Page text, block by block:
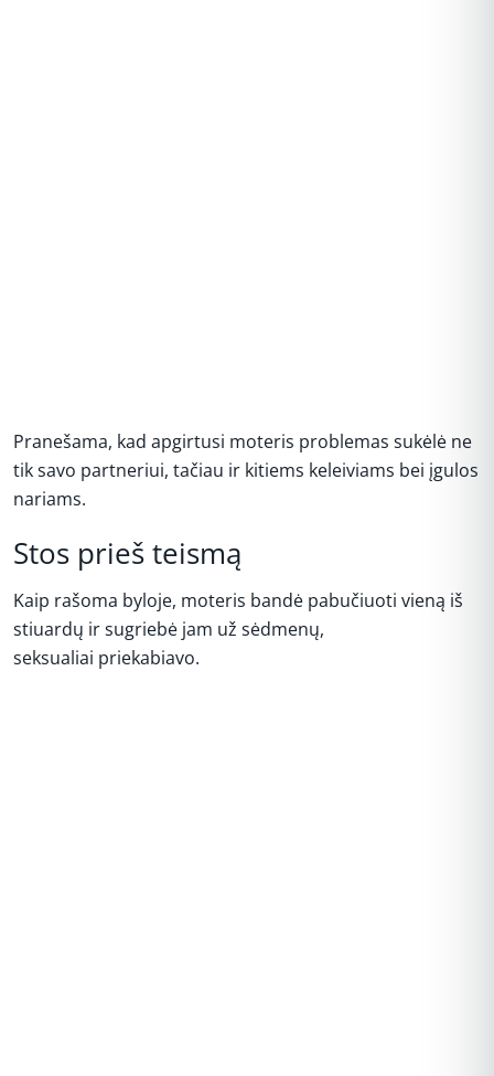
Pranešama, kad apgirtusi moteris problemas sukėlė ne
tik savo partneriui, tačiau ir kitiems keleiviams bei įgulos
nariams.
Stos prieš teismą
Kaip rašoma byloje, moteris bandė pabučiuoti vieną iš
stiuardų ir sugriebė jam už sėdmenų,
seksualiai priekabiavo.